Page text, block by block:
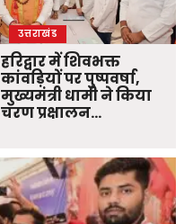
उत्तराखंड
हरिद्वार में शिवभक्त
कांवड़ियों पर पुष्पवर्षा,
मुख्यमंत्री धामी ने किया
चरण प्रक्षालन…